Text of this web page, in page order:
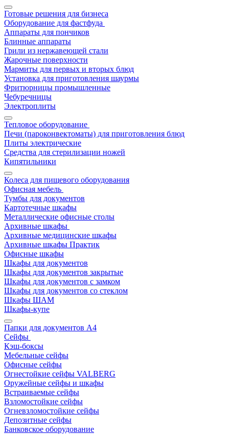
Готовые решения для бизнеса
Оборудование для фастфуда
Аппараты для пончиков
Блинные аппараты
Грили из нержавеющей стали
Жарочные поверхности
Мармиты для первых и вторых блюд
Установка для приготовления шаурмы
Фритюрницы промышленные
Чебуречницы
Электроплиты
Тепловое оборудование
Печи (пароконвектоматы) для приготовления блюд
Плиты электрические
Средства для стерилизации ножей
Кипятильники
Колеса для пищевого оборудования
Офисная мебель
Тумбы для документов
Картотечные шкафы
Металлические офисные столы
Архивные шкафы
Архивные медицинские шкафы
Архивные шкафы Практик
Офисные шкафы
Шкафы для документов
Шкафы для документов закрытые
Шкафы для документов с замком
Шкафы для документов со стеклом
Шкафы ШАМ
Шкафы-купе
Папки для документов A4
Сейфы
Кэш-боксы
Мебельные сейфы
Офисные сейфы
Огнестойкие сейфы VALBERG
Оружейные сейфы и шкафы
Встраиваемые сейфы
Взломостойкие сейфы
Огневзломостойкие сейфы
Депозитные сейфы
Банковское оборудование